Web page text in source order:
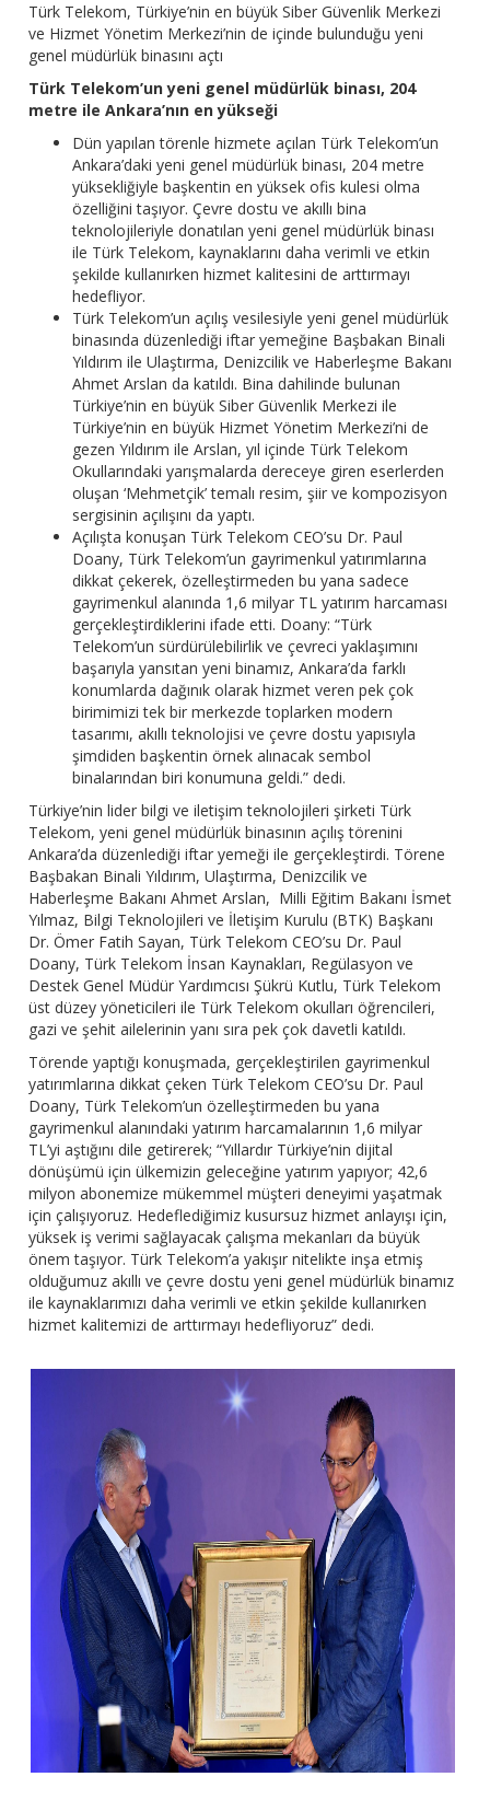
Türk Telekom, Türkiye’nin en büyük Siber Güvenlik Merkezi
ve Hizmet Yönetim Merkezi’nin de içinde bulunduğu yeni
genel müdürlük binasını açtı
Türk Telekom’un yeni genel müdürlük binası, 204
metre ile Ankara’nın en yükseği
Dün yapılan törenle hizmete açılan Türk Telekom’un
Ankara’daki yeni genel müdürlük binası, 204 metre
yüksekliğiyle başkentin en yüksek ofis kulesi olma
özelliğini taşıyor. Çevre dostu ve akıllı bina
teknolojileriyle donatılan yeni genel müdürlük binası
ile Türk Telekom, kaynaklarını daha verimli ve etkin
şekilde kullanırken hizmet kalitesini de arttırmayı
hedefliyor.
Türk Telekom’un açılış vesilesiyle yeni genel müdürlük
binasında düzenlediği iftar yemeğine Başbakan Binali
Yıldırım ile Ulaştırma, Denizcilik ve Haberleşme Bakanı
Ahmet Arslan da katıldı. Bina dahilinde bulunan
Türkiye’nin en büyük Siber Güvenlik Merkezi ile
Türkiye’nin en büyük Hizmet Yönetim Merkezi’ni de
gezen Yıldırım ile Arslan, yıl içinde Türk Telekom
Okullarındaki yarışmalarda dereceye giren eserlerden
oluşan ‘Mehmetçik’ temalı resim, şiir ve kompozisyon
sergisinin açılışını da yaptı.
Açılışta konuşan Türk Telekom CEO’su Dr. Paul
Doany, Türk Telekom’un gayrimenkul yatırımlarına
dikkat çekerek, özelleştirmeden bu yana sadece
gayrimenkul alanında 1,6 milyar TL yatırım harcaması
gerçekleştirdiklerini ifade etti. Doany: “Türk
Telekom’un sürdürülebilirlik ve çevreci yaklaşımını
başarıyla yansıtan yeni binamız, Ankara’da farklı
konumlarda dağınık olarak hizmet veren pek çok
birimimizi tek bir merkezde toplarken modern
tasarımı, akıllı teknolojisi ve çevre dostu yapısıyla
şimdiden başkentin örnek alınacak sembol
binalarından biri konumuna geldi.” dedi.
Türkiye’nin lider bilgi ve iletişim teknolojileri şirketi Türk
Telekom, yeni genel müdürlük binasının açılış törenini
Ankara’da düzenlediği iftar yemeği ile gerçekleştirdi. Törene
Başbakan Binali Yıldırım, Ulaştırma, Denizcilik ve
Haberleşme Bakanı Ahmet Arslan, Milli Eğitim Bakanı İsmet
Yılmaz, Bilgi Teknolojileri ve İletişim Kurulu (BTK) Başkanı
Dr. Ömer Fatih Sayan, Türk Telekom CEO’su Dr. Paul
Doany, Türk Telekom İnsan Kaynakları, Regülasyon ve
Destek Genel Müdür Yardımcısı Şükrü Kutlu, Türk Telekom
üst düzey yöneticileri ile Türk Telekom okulları öğrencileri,
gazi ve şehit ailelerinin yanı sıra pek çok davetli katıldı.
Törende yaptığı konuşmada, gerçekleştirilen gayrimenkul
yatırımlarına dikkat çeken Türk Telekom CEO’su Dr. Paul
Doany, Türk Telekom’un özelleştirmeden bu yana
gayrimenkul alanındaki yatırım harcamalarının 1,6 milyar
TL’yi aştığını dile getirerek; “Yıllardır Türkiye’nin dijital
dönüşümü için ülkemizin geleceğine yatırım yapıyor; 42,6
milyon abonemize mükemmel müşteri deneyimi yaşatmak
için çalışıyoruz. Hedeflediğimiz kusursuz hizmet anlayışı için,
yüksek iş verimi sağlayacak çalışma mekanları da büyük
önem taşıyor. Türk Telekom’a yakışır nitelikte inşa etmiş
olduğumuz akıllı ve çevre dostu yeni genel müdürlük binamız
ile kaynaklarımızı daha verimli ve etkin şekilde kullanırken
hizmet kalitemizi de arttırmayı hedefliyoruz” dedi.